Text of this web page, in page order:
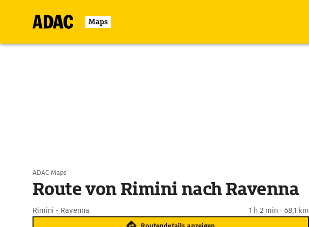
Maps
ADAC Maps
Route von Rimini nach Ravenna
Rimini - Ravenna 1 h 2 min · 68,1 km